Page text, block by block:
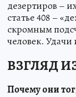
дезертиров –
статье 408 –
скромным
человек. Удачи
ВЗГЛЯД
Почему они